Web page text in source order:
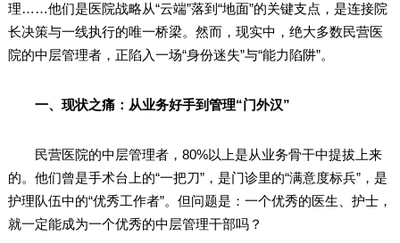
理……他们是医院战略从“云端”落到“地面”的关键支点，是连接院
长决策与一线执行的唯一桥梁。然而，现实中，绝大多数民营医
院的中层管理者，正陷入一场“身份迷失”与“能力陷阱”。
一、现状之痛：从业务好手到管理“门外汉”
民营医院的中层管理者，80%以上是从业务骨干中提拔上来
的。他们曾是手术台上的“一把刀”，是门诊里的“满意度标兵”，是
护理队伍中的“优秀工作者”。但问题是：一个优秀的医生、护士，
就一定能成为一个优秀的中层管理干部吗？